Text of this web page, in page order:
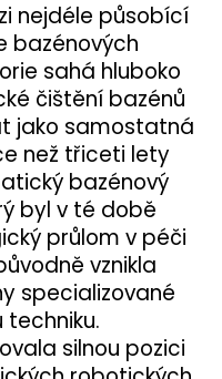
nejdéle působící
bazénových
sahá hluboko
čištění bazénů
jako samostatná
než třiceti lety
bazénový
byl v té době
průlom v péči
vznikla
specializované
techniku.
silnou pozici